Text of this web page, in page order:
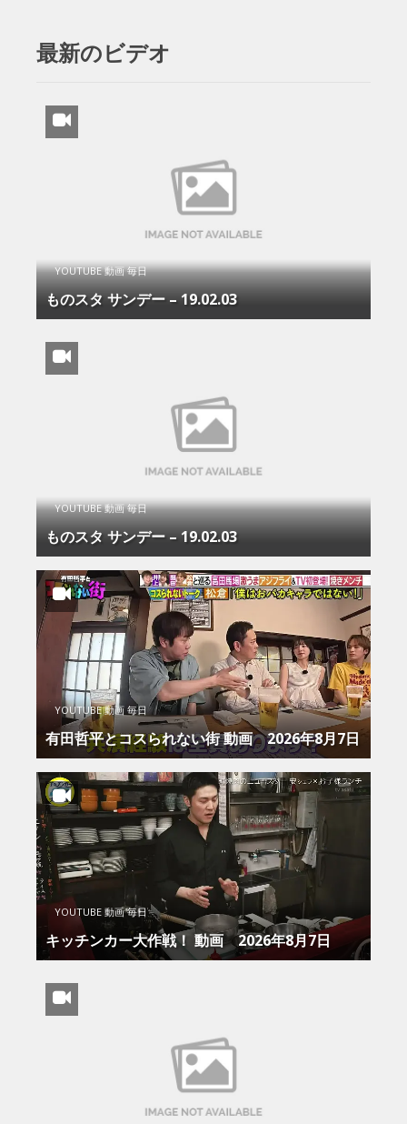
最新のビデオ
YOUTUBE 動画 毎日
ものスタ サンデー – 19.02.03
YOUTUBE 動画 毎日
ものスタ サンデー – 19.02.03
YOUTUBE 動画 毎日
有田哲平とコスられない街 動画 2026年8月7日
YOUTUBE 動画 毎日
キッチンカー大作戦！ 動画 2026年8月7日